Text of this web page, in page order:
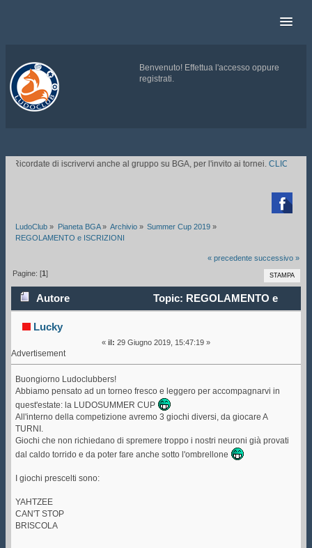
Benvenuto! Effettua l'accesso oppure
registrati.
.
Ricordate di iscrivervi anche al gruppo su BGA, per l'invito ai tornei.CLICCATE

LudoClub » Pianeta BGA» Archivio» Summer Cup 2019 »
REGOLAMENTO e ISCRIZIONI
« precedente successivo »
STAMPA
Pagine: [1]
Autore
Topic: REGOLAMENTO e
ISCRIZIONI (Letto 75665 volte)
Lucky
« il: 29 Giugno 2019, 15:47:19 »
Advertisement
Buongiorno Ludoclubbers!
Abbiamo pensato ad un torneo fresco e leggero per accompagnarvi in
quest'estate: la LUDOSUMMER CUP
All'interno della competizione avremo 3 giochi diversi, da giocare A
TURNI.
Giochi che non richiedano di spremere troppo i nostri neuroni già provati
dal caldo torrido e da poter fare anche sotto l'ombrellone
I giochi prescelti sono:
YAHTZEE
CAN'T STOP
BRISCOLA